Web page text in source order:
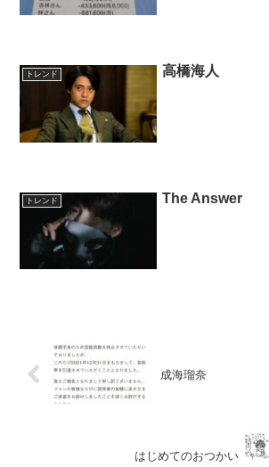
トレンド 高橋海人
トレンド The Answer
成海瑠奈
はじめてのおつかい